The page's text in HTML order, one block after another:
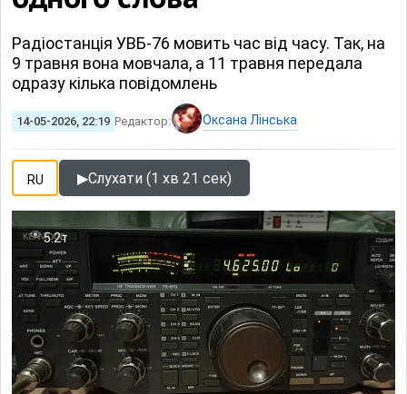
Радіостанція УВБ-76 мовить час від часу. Так, на
9 травня вона мовчала, а 11 травня передала
одразу кілька повідомлень
14-05-2026, 22:19 Редактор: Оксана Лінська
RU ▶Слухати (1 хв 21 сек)
5.2т